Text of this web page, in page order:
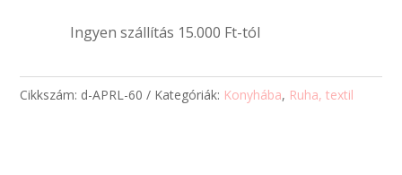
Ingyen szállítás 15.000 Ft-tól
Cikkszám: d-APRL-60 Kategóriák: Konyhába, Ruha, textil